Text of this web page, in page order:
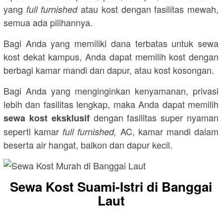
yang full furnishedatau kost dengan fasilitas mewah,
semua ada pilihannya.
Bagi Anda yang memiliki dana terbatas untuk sewa
kost dekat kampus, Anda dapat memilih kost dengan
berbagi kamar mandi dan dapur, atau kost kosongan.
Bagi Anda yang menginginkan kenyamanan, privasi
lebih dan fasilitas lengkap, maka Anda dapat memilih
sewa kost eksklusifdengan fasilitas super nyaman
seperti kamarfull furnished, AC, kamar mandi dalam
beserta air hangat, balkon dan dapur kecil.
Sewa Kost Suami-Istri di Banggai
Laut